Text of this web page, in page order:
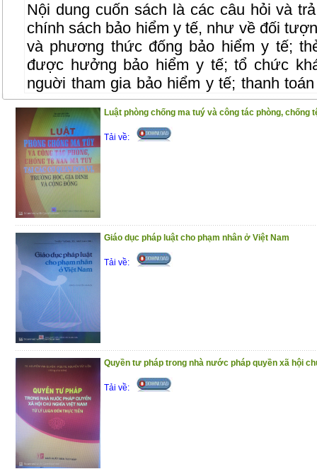
Nội dung cuốn sách là các câu hỏi và
chính sách bảo hiểm y tế, như về đối
và phương thức đống bảo hiểm y tế;
được hưởng bảo hiểm y tế; tổ chức
nguời tham gia bảo hiểm y tế; thanh
bệnh bảo hiểm y tế; quỹ bảo hiểm y tế;
các bên liên quan đến bảo hiểm y tế…
Cuốn sách gồm 2 phần :
Phần I : Hỏi – đáp pháp luật về bảo
phần trả lời được trình bày theo các
chương trong Luật Bảo hiểm y tế
Phần II : Một số văn bản quy phạm pháp
y tế
Trân trọng giới thiệu đến bạn đọc !
(10/12/2020)
Luật phòng chống ma tuý và công tác phòng, chống
Tải về:
Giáo dục pháp luật cho phạm nhân ở Việt Nam
Tải về:
Quyền tư pháp trong nhà nước pháp quyền xã hội
Tải về: